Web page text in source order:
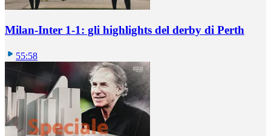
Milan-Inter 1-1: gli highlights del derby di Perth
55:58